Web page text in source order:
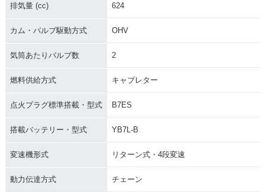
排気量 (cc) 624
カム・バルブ駆動方式 OHV
気筒あたりバルブ数 2
燃料供給方式 キャブレター
点火プラグ標準搭載・型式 B7ES
搭載バッテリー・型式 YB7L-B
変速機形式 リターン式・4段変速
動力伝達方式 チェーン